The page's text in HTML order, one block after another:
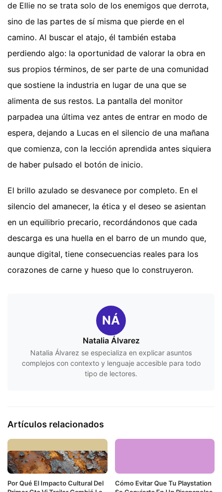
de Ellie no se trata solo de los enemigos que derrota,
sino de las partes de sí misma que pierde en el
camino. Al buscar el atajo, él también estaba
perdiendo algo: la oportunidad de valorar la obra en
sus propios términos, de ser parte de una comunidad
que sostiene la industria en lugar de una que se
alimenta de sus restos. La pantalla del monitor
parpadea una última vez antes de entrar en modo de
espera, dejando a Lucas en el silencio de una mañana
que comienza, con la lección aprendida antes siquiera
de haber pulsado el botón de inicio.
El brillo azulado se desvanece por completo. En el
silencio del amanecer, la ética y el deseo se asientan
en un equilibrio precario, recordándonos que cada
descarga es una huella en el barro de un mundo que,
aunque digital, tiene consecuencias reales para los
corazones de carne y hueso que lo construyeron.
NÁ
Natalia Álvarez
Natalia Álvarez se especializa en explicar asuntos
complejos con contexto y lenguaje accesible para todo
tipo de lectores.
Artículos relacionados
Por Qué El Impacto Cultural Del
Cómo Evitar Que Tu Playstation